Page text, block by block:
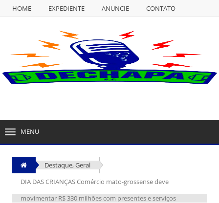
HOME EXPEDIENTE ANUNCIE
CONTATO
EXPEDIENTE ANUNCIE
MENU
Destaque,Geral
DIA DAS CRIANÇAS Comércio mato-grossense deve
movimentar R$ 330 milhões com presentes e serviços